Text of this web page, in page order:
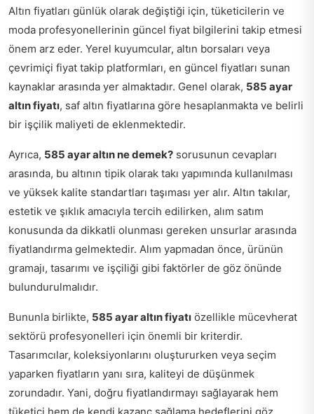
Altın fiyatları günlük olarak değiştiği için, tüketicilerin ve
moda profesyonellerinin güncel fiyat bilgilerini takip etmesi
önem arz eder. Yerel kuyumcular, altın borsaları veya
çevrimiçi fiyat takip platformları, en güncel fiyatları sunan
kaynaklar arasında yer almaktadır. Genel olarak, 585 ayar
altın fiyatı, saf altın fiyatlarına göre hesaplanmakta ve belirli
bir işçilik maliyeti de eklenmektedir.
Ayrıca, 585 ayar altın ne demek? sorusunun cevapları
arasında, bu altının tipik olarak takı yapımında kullanılması
ve yüksek kalite standartları taşıması yer alır. Altın takılar,
estetik ve şıklık amacıyla tercih edilirken, alım satım
konusunda da dikkatli olunması gereken unsurlar arasında
fiyatlandırma gelmektedir. Alım yapmadan önce, ürünün
gramajı, tasarımı ve işçiliği gibi faktörler de göz önünde
bulundurulmalıdır.
Bununla birlikte, 585 ayar altın fiyatı özellikle mücevherat
sektörü profesyonelleri için önemli bir kriterdir.
Tasarımcılar, koleksiyonlarını oluştururken veya seçim
yaparken fiyatların yanı sıra, kaliteyi de düşünmek
zorundadır. Yani, doğru fiyatlandırmayı sağlayarak hem